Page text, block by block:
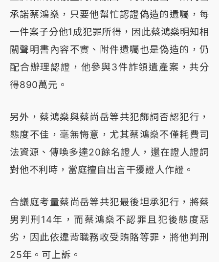
承諾蔡鴻燊，只要他幫忙認證偽造的遺囑，每
一件案子分他1成犯罪所得，因此蔡鴻燊明知相
關聲明書內容不實、附件遺囑也是偽造的，仍
配合辦理認證，他參與3件詐領遺產案，共分
得890萬元。
另外，蔡鴻燊與蔡尚岳等共犯飾詞否認犯行，
態度不佳，毫無悔意，尤其蔡鴻燊不僅耗費司
法資源、傳喚多達20餘名證人，還在證人證詞
對他不利時，當庭擅自出言干擾證人作證。
合議庭考量蔡尚岳等共犯最後坦承犯行，將蔡
男判刑14年，而蔡鴻燊不認罪且犯後態度惡
劣，因此依違背職務收受賄賂等罪，將他判刑
25年。可上訴。